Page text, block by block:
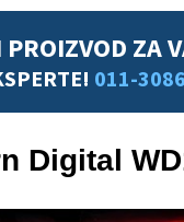
ZA
011-
Digital